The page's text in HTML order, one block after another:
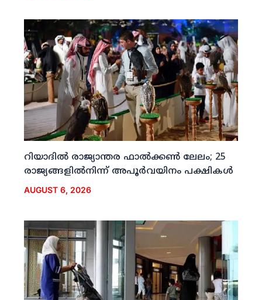
റിയാദില്‍ രാജ്യാന്തര ഫാല്‍ക്കണ്‍ ലേലം; 25
രാജ്യങ്ങളില്‍നിന്ന് അപൂര്‍വയിനം പക്ഷികള്‍
AUGUST 6, 2026